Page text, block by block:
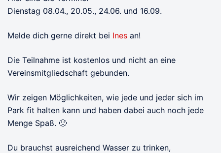
Dienstag 08.04., 20.05., 24.06. und 16.09.
Melde dich gerne direkt bei Ines an!
Die Teilnahme ist kostenlos und nicht an eine
Vereinsmitgliedschaft gebunden.
Wir zeigen Möglichkeiten, wie jede und jeder sich im
Park fit halten kann und haben dabei auch noch jede
Menge Spaß. 🙂
Du brauchst ausreichend Wasser zu trinken,